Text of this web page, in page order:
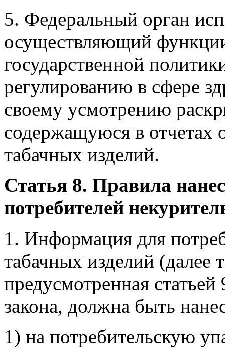
5. Федеральный орган
осуществляющий
государственной
регулированию в сфере
своему усмотрению
содержащуюся в отчетах
табачных изделий.
Статья 8. Правила
потребителей
1. Информация для
табачных изделий
предусмотренная
закона, должна быть
1) на потребительскую